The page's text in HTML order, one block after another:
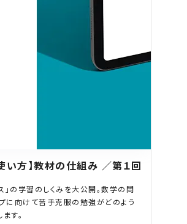
方】教材の仕組み ／第１回
」の学習のしくみを大公開。数学の問
に向けて苦手克服の勉強がどのよう
す。